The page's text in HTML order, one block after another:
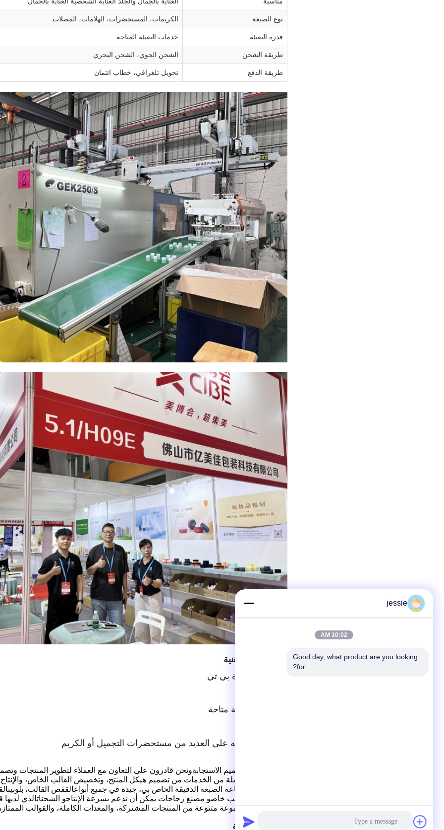
نوع الصيغة الكريمات، المستحضرات، الهلامات، المصلات.
قدرة التعبئة خدمات التعبئة المتاحة
طريقة الشحن الشحن الجوي، الشحن البحري
طريقة الدفع تحويل تلغرافي، خطاب ائتمان
المواصفات التقنية
زجاجة من مادة بي تي
طباعة مخصصة متاحة
يمكن استخدامه على العديد من مستحضرات التجميل أو الكريم
فريق تصميم الاستجابةونحن قادرون على التعاون مع العملاء لتطوير المنتجات
مجموعة كاملة من الخدمات من تصميم هيكل المنتج، وتخصيص القالب الخاص،
مصنع صناعة الصبغة الدقيقة الخاص بي، جيدة في جميع أنواعالقفص القالب، بلونين
مصنع أنابيب خاصو مصنع زجاجات يمكن أن تدعم بسرعة الإنتاجو الشحناتالذي لديها
لديهم مجموعة متنوعة من المنتجات المشتركة، والمعدات الكاملة، والقوالب
الأسئلة الشائعة
jessie
10:02 AM
Good day, what product are you looking
for?